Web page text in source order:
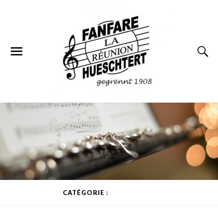
CATÉGORIE :